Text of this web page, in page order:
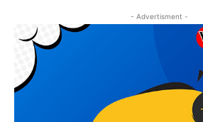
- Advertisment -